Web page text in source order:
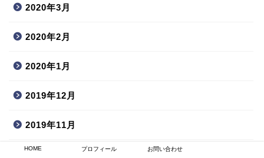
2020年3月
2020年2月
2020年1月
2019年12月
2019年11月
HOME プロフィール お問い合わせ